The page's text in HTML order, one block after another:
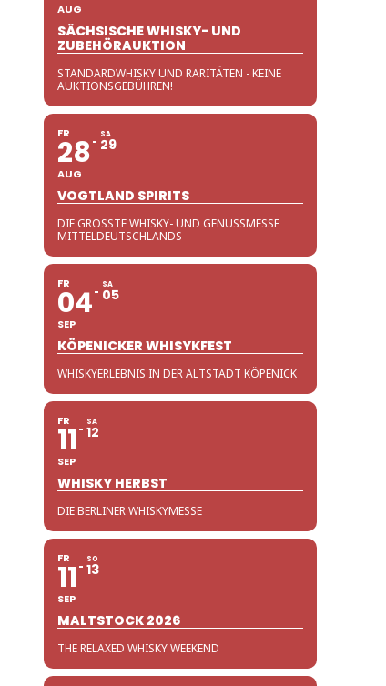
AUG
SÄCHSISCHE WHISKY- UND
ZUBEHÖRAUKTION
STANDARDWHISKY UND RARITÄTEN - KEINE
AUKTIONSGEBÜHREN!
FR
28
AUG
SA
29
VOGTLAND SPIRITS
DIE GRÖSSTE WHISKY- UND GENUSSMESSE M
ITTELDEUTSCHLANDS
FR
04
SEP
SA
05
KÖPENICKER WHISYKFEST
WHISKYERLEBNIS IN DER ALTSTADT KÖPENICK
FR
11
SEP
SA
12
WHISKY HERBST
DIE BERLINER WHISKYMESSE
FR
11
SEP
SO
13
MALTSTOCK 2026
THE RELAXED WHISKY WEEKEND